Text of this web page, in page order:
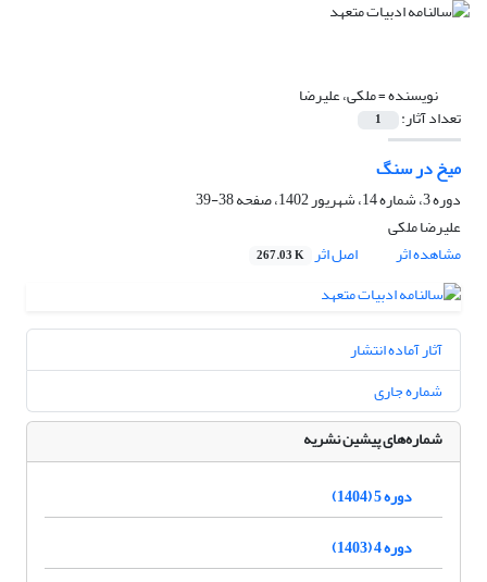
نویسنده =ملکی، علیرضا
تعداد آثار: 1
میخ در سنگ
دوره 3، شماره 14، شهریور 1402، صفحه
38-39
علیرضا ملکی
مشاهده اثر
اصل اثر 267.03 K
آثار آماده انتشار
شماره جاری
شماره‌های پیشین نشریه
دوره 5 (1404)
دوره 4 (1403)